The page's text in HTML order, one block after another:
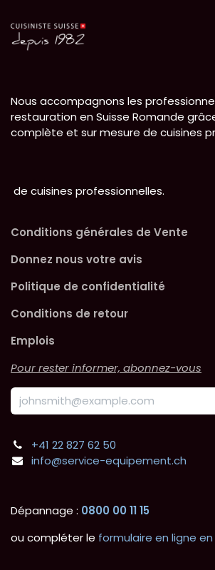
Nous accompagnons les
restauration en Suisse Romande
complète et sur mesure de cuisines
de cuisines professionnelles.
Conditions générales de Vente
Donnez nous votre avis
Politique de confidentialité
Conditions de retour
Emplois
Pour rester informer, abonnez-vous
+41 22 827 62 50
info@service-equipement.ch
Dépannage : 0800 00 11 15
ou compléter le formulaire en ligne